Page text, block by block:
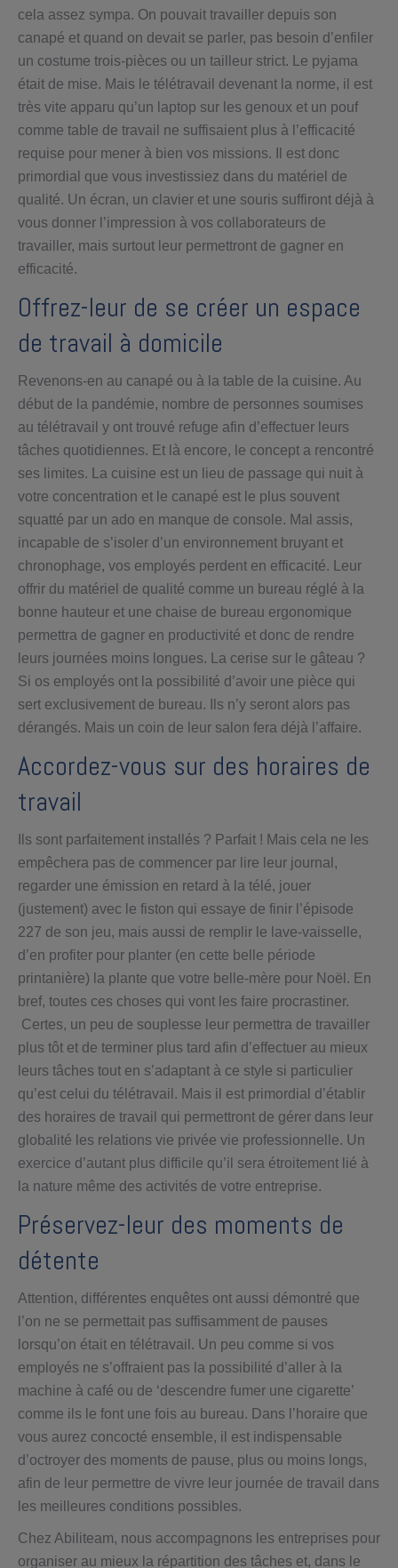
cela assez sympa. On pouvait travailler depuis son
canapé et quand on devait se parler, pas besoin d’enfiler
un costume trois-pièces ou un tailleur strict. Le pyjama
était de mise. Mais le télétravail devenant la norme, il est
très vite apparu qu’un laptop sur les genoux et un pouf
comme table de travail ne suffisaient plus à l’efficacité
requise pour mener à bien vos missions. Il est donc
primordial que vous investissiez dans du matériel de
qualité. Un écran, un clavier et une souris suffiront déjà à
vous donner l’impression à vos collaborateurs de
travailler, mais surtout leur permettront de gagner en
efficacité.
Offrez-leur de se créer un espace
de travail à domicile
Revenons-en au canapé ou à la table de la cuisine. Au
début de la pandémie, nombre de personnes soumises
au télétravail y ont trouvé refuge afin d’effectuer leurs
tâches quotidiennes. Et là encore, le concept a rencontré
ses limites. La cuisine est un lieu de passage qui nuit à
votre concentration et le canapé est le plus souvent
squatté par un ado en manque de console. Mal assis,
incapable de s’isoler d’un environnement bruyant et
chronophage, vos employés perdent en efficacité. Leur
offrir du matériel de qualité comme un bureau réglé à la
bonne hauteur et une chaise de bureau ergonomique
permettra de gagner en productivité et donc de rendre
leurs journées moins longues. La cerise sur le gâteau ?
Si os employés ont la possibilité d’avoir une pièce qui
sert exclusivement de bureau. Ils n’y seront alors pas
dérangés. Mais un coin de leur salon fera déjà l’affaire.
Accordez-vous sur des horaires de
travail
Ils sont parfaitement installés ? Parfait ! Mais cela ne les
empêchera pas de commencer par lire leur journal,
regarder une émission en retard à la télé, jouer
(justement) avec le fiston qui essaye de finir l’épisode
227 de son jeu, mais aussi de remplir le lave-vaisselle,
d’en profiter pour planter (en cette belle période
printanière) la plante que votre belle-mère pour Noël. En
bref, toutes ces choses qui vont les faire procrastiner.
Certes, un peu de souplesse leur permettra de travailler
plus tôt et de terminer plus tard afin d’effectuer au mieux
leurs tâches tout en s’adaptant à ce style si particulier
qu’est celui du télétravail. Mais il est primordial d’établir
des horaires de travail qui permettront de gérer dans leur
globalité les relations vie privée vie professionnelle. Un
exercice d’autant plus difficile qu’il sera étroitement lié à
la nature même des activités de votre entreprise.
Préservez-leur des moments de
détente
Attention, différentes enquêtes ont aussi démontré que
l’on ne se permettait pas suffisamment de pauses
lorsqu’on était en télétravail. Un peu comme si vos
employés ne s’offraient pas la possibilité d’aller à la
machine à café ou de ‘descendre fumer une cigarette’
comme ils le font une fois au bureau. Dans l’horaire que
vous aurez concocté ensemble, il est indispensable
d’octroyer des moments de pause, plus ou moins longs,
afin de leur permettre de vivre leur journée de travail dans
les meilleures conditions possibles.
Chez Abiliteam, nous accompagnons les entreprises pour
organiser au mieux la répartition des tâches et, dans le